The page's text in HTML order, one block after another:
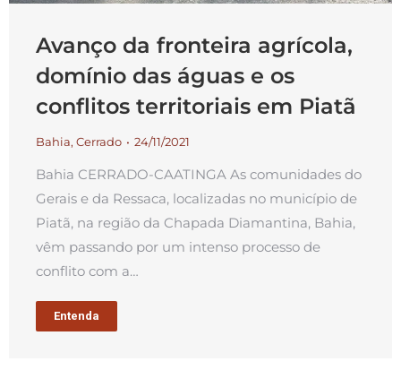
Avanço da fronteira agrícola,
domínio das águas e os
conflitos territoriais em Piatã
Bahia, Cerrado 24/11/2021
Bahia CERRADO-CAATINGA As comunidades do
Gerais e da Ressaca, localizadas no município de
Piatã, na região da Chapada Diamantina, Bahia,
vêm passando por um intenso processo de
conflito com a…
Entenda